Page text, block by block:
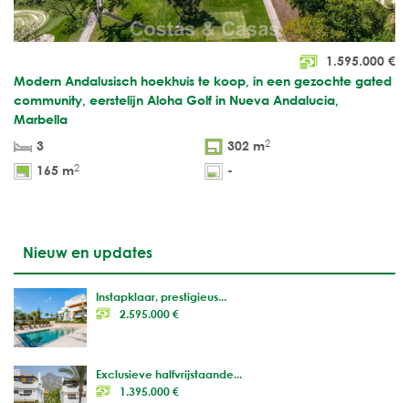
1.595.000 €
Modern Andalusisch hoekhuis te koop, in een gezochte gated
community, eerstelijn Aloha Golf in Nueva Andalucia,
Marbella
3
302 m2
165 m2 -
Nieuw en updates
Instapklaar, prestigieus...
2.595.000 €
Exclusieve halfvrijstaande...
1.395.000 €